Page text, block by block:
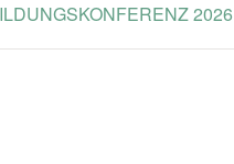
2026